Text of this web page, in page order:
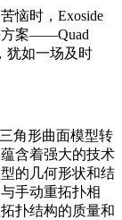
时，Exoside
方案——Quad
犹如一场及时
角形曲面模型转
蕴含着强大的技术
型的几何形状和结
与手动重拓扑相
拓扑结构的质量和